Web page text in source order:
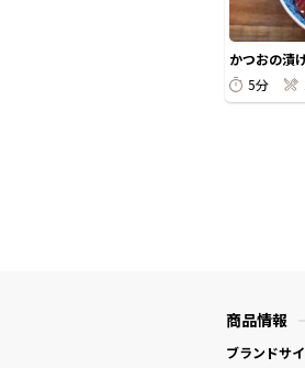
かつおの漬
5分
商品情報
ブランドサ